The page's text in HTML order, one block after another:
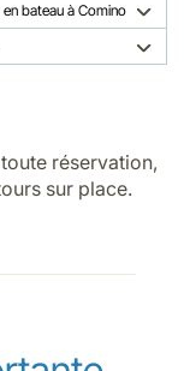
bateau à Comino
réservation,
sur place.